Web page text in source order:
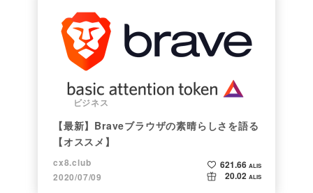
ビジネス
【最新】Braveブラウザの素晴らしさを語る
【オススメ】
cx8.club
2020/07/09
621.66 ALIS
20.02 ALIS